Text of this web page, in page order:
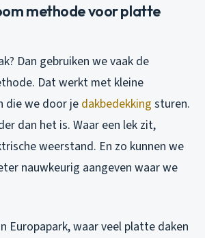
methode voor platte
Dan gebruiken we vaak de
Dat werkt met kleine
die we door je dakbedekking sturen.
dan het is. Waar een lek zit,
weerstand. En zo kunnen we
nauwkeurig aangeven waar we
Europapark, waar veel platte daken